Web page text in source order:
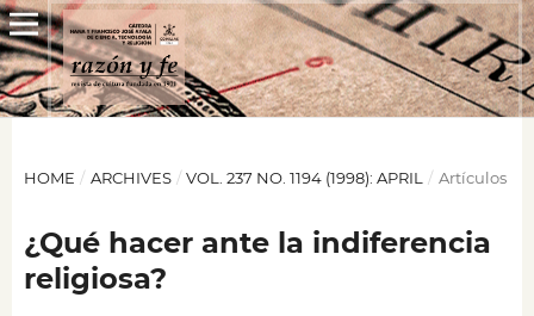
HOME / ARCHIVES / VOL. 237 NO. 1194 (1998): APRIL / Artículos
¿Qué hacer ante la indiferencia
religiosa?